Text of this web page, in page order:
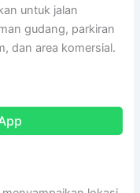
untuk jalan
gudang, parkiran
dan area komersial.